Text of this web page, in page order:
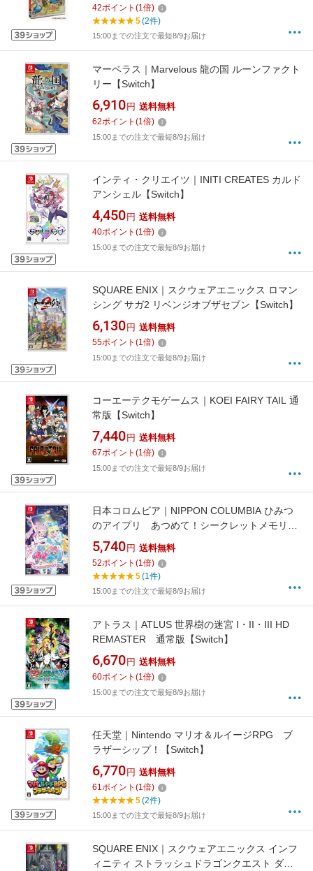
42ポイント (1倍)
5(2件)
15:00までの注文で最短8/9お届け
マーベラス｜Marvelous 龍の国 ルーンファクト
リー【Switch】
6,910 円 送料無料
62ポイント (1倍)
15:00までの注文で最短8/9お届け
インティ・クリエイツ｜INITI CREATES カルド
アンシェル【Switch】
4,450 円 送料無料
40ポイント (1倍)
15:00までの注文で最短8/9お届け
SQUARE ENIX｜スクウェアエニックス ロマン
シング サガ2 リベンジオブザセブン【Switch】
6,130 円 送料無料
55ポイント (1倍)
15:00までの注文で最短8/9お届け
コーエーテクモゲームス｜KOEI FAIRY TAIL 通
常版【Switch】
7,440 円 送料無料
67ポイント (1倍)
15:00までの注文で最短8/9お届け
日本コロムビア｜NIPPON COLUMBIA ひみつ
のアイプリ あつめて！シークレットメモリー
ズ【Switch】
5,740 円 送料無料
52ポイント (1倍)
5(1件)
15:00までの注文で最短8/9お届け
アトラス｜ATLUS 世界樹の迷宮 I・II・III HD
REMASTER 通常版【Switch】
6,670 円 送料無料
60ポイント (1倍)
15:00までの注文で最短8/9お届け
任天堂｜Nintendo マリオ＆ルイージRPG ブ
ラザーシップ！【Switch】
6,770 円 送料無料
61ポイント (1倍)
5(2件)
15:00までの注文で最短8/9お届け
SQUARE ENIX｜スクウェアエニックス インフ
ィニティ ストラッシュドラゴンクエスト ダイ